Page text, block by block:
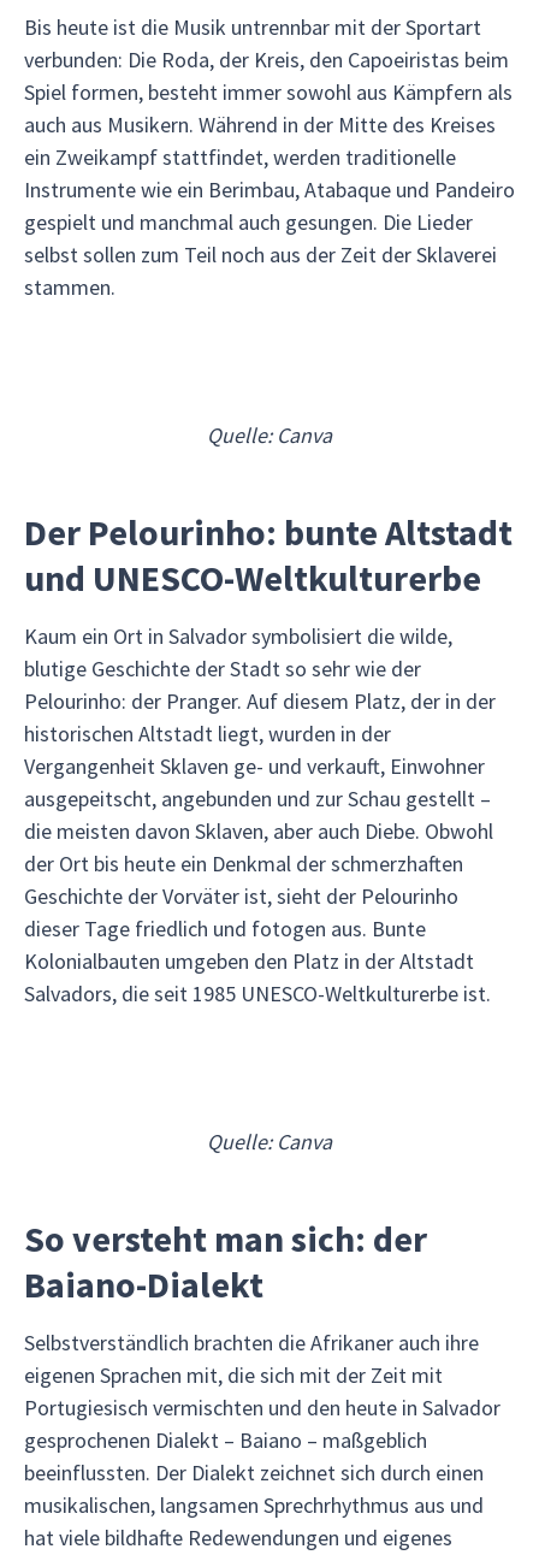
Bis heute ist die Musik untrennbar mit der Sportart
verbunden: Die Roda, der Kreis, den Capoeiristas beim
Spiel formen, besteht immer sowohl aus Kämpfern als
auch aus Musikern. Während in der Mitte des Kreises
ein Zweikampf stattfindet, werden traditionelle
Instrumente wie ein Berimbau, Atabaque und Pandeiro
gespielt und manchmal auch gesungen. Die Lieder
selbst sollen zum Teil noch aus der Zeit der Sklaverei
stammen.
Quelle: Canva
Der Pelourinho: bunte Altstadt
und UNESCO-Weltkulturerbe
Kaum ein Ort in Salvador symbolisiert die wilde,
blutige Geschichte der Stadt so sehr wie der
Pelourinho: der Pranger. Auf diesem Platz, der in der
historischen Altstadt liegt, wurden in der
Vergangenheit Sklaven ge- und verkauft, Einwohner
ausgepeitscht, angebunden und zur Schau gestellt –
die meisten davon Sklaven, aber auch Diebe. Obwohl
der Ort bis heute ein Denkmal der schmerzhaften
Geschichte der Vorväter ist, sieht der Pelourinho
dieser Tage friedlich und fotogen aus. Bunte
Kolonialbauten umgeben den Platz in der Altstadt
Salvadors, die seit 1985 UNESCO-Weltkulturerbe ist.
Quelle: Canva
So versteht man sich: der
Baiano-Dialekt
Selbstverständlich brachten die Afrikaner auch ihre
eigenen Sprachen mit, die sich mit der Zeit mit
Portugiesisch vermischten und den heute in Salvador
gesprochenen Dialekt – Baiano – maßgeblich
beeinflussten. Der Dialekt zeichnet sich durch einen
musikalischen, langsamen Sprechrhythmus aus und
hat viele bildhafte Redewendungen und eigenes